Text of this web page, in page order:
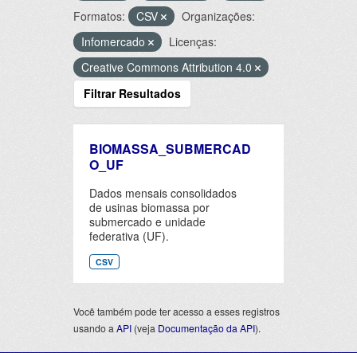
Formatos:
CSV
Organizações:
Infomercado
Licenças:
Creative Commons Attribution 4.0
Filtrar Resultados
BIOMASSA_SUBMERCAD
O_UF
Dados mensais consolidados
de usinas biomassa por
submercado e unidade
federativa (UF).
CSV
Você também pode ter acesso a esses registros
usando a API (veja Documentação da API).